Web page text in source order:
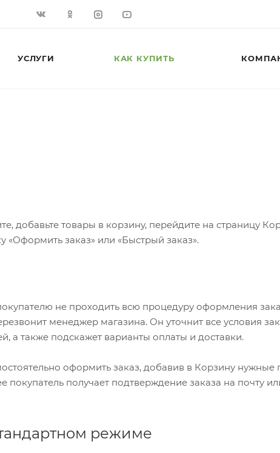
УСЛУГИ КАК КУПИТЬ
добавьте товары в корзину, перейдите на страницу
заказ» или «Быстрый заказ».
не проходить всю процедуру оформления
менеджер магазина. Он уточнит все условия
а также подскажет варианты оплаты и доставки.
оформить заказ, добавив в Корзину
покупатель получает подтверждение заказа на почту
режиме